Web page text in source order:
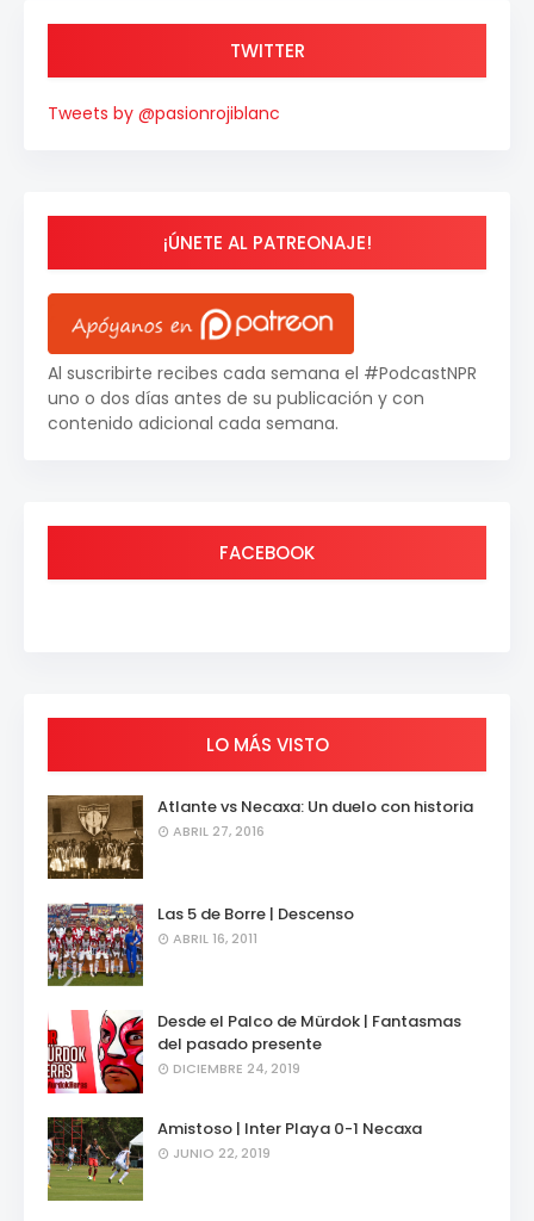
TWITTER
Tweets by @pasionrojiblanc
¡ÚNETE AL PATREONAJE!
Al suscribirte recibes cada semana el #PodcastNPR
uno o dos días antes de su publicación y con
contenido adicional cada semana.
FACEBOOK
LO MÁS VISTO
Atlante vs Necaxa: Un duelo con historia
ABRIL 27, 2016
Las 5 de Borre | Descenso
ABRIL 16, 2011
Desde el Palco de Mürdok | Fantasmas
del pasado presente
DICIEMBRE 24, 2019
Amistoso | Inter Playa 0-1 Necaxa
JUNIO 22, 2019